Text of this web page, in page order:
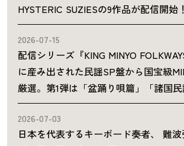
HYSTERIC SUZIESの9作品が配信開始！
2026-07-15
配信シリーズ『KING MINYO
に産み出された民謡SP盤から国宝級
厳選。第1弾は「盆踊り唄篇」「諸国民
2026-07-03
日本を代表するキーボード奏者、 難